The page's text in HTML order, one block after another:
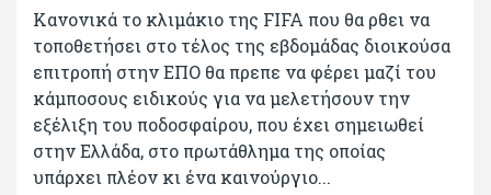
Κανονικά το κλιμάκιο της FIFA που θα ρθει να
τοποθετήσει στο τέλος της εβδομάδας διοικούσα
επιτροπή στην ΕΠΟ θα πρεπε να φέρει μαζί του
κάμποσους ειδικούς για να μελετήσουν την
εξέλιξη του ποδοσφαίρου, που έχει σημειωθεί
στην Ελλάδα, στο πρωτάθλημα της οποίας
υπάρχει πλέον κι ένα καινούργιο...